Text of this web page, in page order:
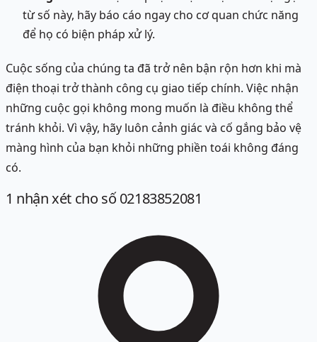
từ số này, hãy báo cáo ngay cho cơ quan chức năng
để họ có biện pháp xử lý.
Cuộc sống của chúng ta đã trở nên bận rộn hơn khi mà
điện thoại trở thành công cụ giao tiếp chính. Việc nhận
những cuộc gọi không mong muốn là điều không thể
tránh khỏi. Vì vậy, hãy luôn cảnh giác và cố gắng bảo vệ
màng hình của bạn khỏi những phiền toái không đáng
có.
1 nhận xét cho số 02183852081